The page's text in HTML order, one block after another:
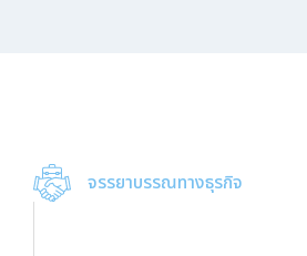
จรรยาบรรณทางธุรกิจ